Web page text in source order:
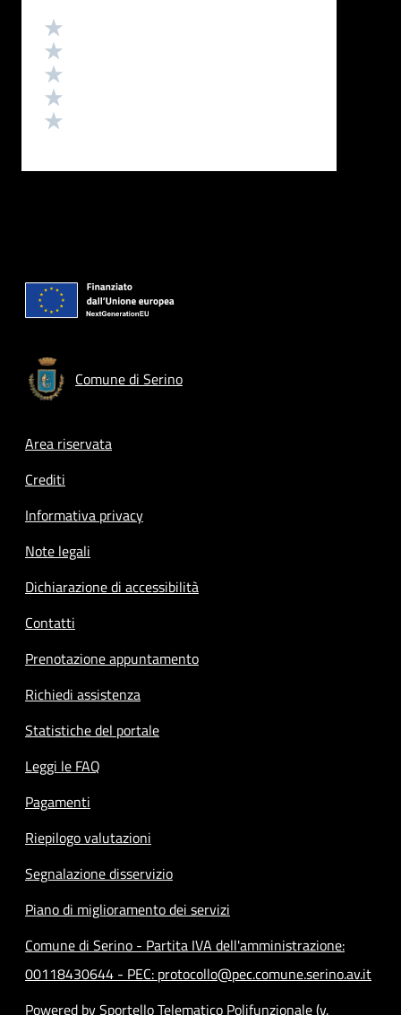
Valutazione
Comune di Serino
Footer menu
Area riservata
Crediti
Informativa privacy
Note legali
Dichiarazione di accessibilità
Contatti
Prenotazione appuntamento
Richiedi assistenza
Statistiche del portale
Leggi le FAQ
Pagamenti
Riepilogo valutazioni
Segnalazione disservizio
Piano di miglioramento dei servizi
Comune di Serino - Partita IVA dell'amministrazione:
00118430644 - PEC: protocollo@pec.comune.serino.av.it
Powered by Sportello Telematico Polifunzionale (v.